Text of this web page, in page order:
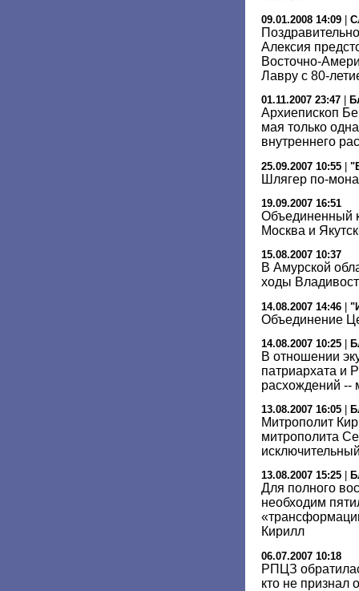
09.01.2008 14:09
Алексия
Восточно-
Лавру с 80-
01.11.2007 23:47
Архиепископ
мая только
внутреннего
25.09.2007 10:55 |
Шлягер по-
19.09.2007 16:51
Объединенный
Москва и
15.08.2007 10:37
В Амурской
ходы
14.08.2007 14:46 |
Объединение
14.08.2007 10:25
В отношении
патриархата и
расхождений --
13.08.2007 16:05
Митрополит
митрополита
13.08.2007 15:25
Для полного
необходим
Кирилл
06.07.2007 10:18
РПЦЗ
кто не признал